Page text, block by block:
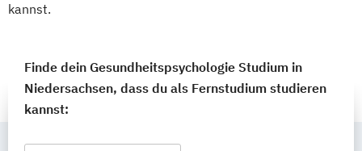
kannst.
Finde dein Gesundheitspsychologie Studium in
Niedersachsen, dass du als Fernstudium studieren
kannst: